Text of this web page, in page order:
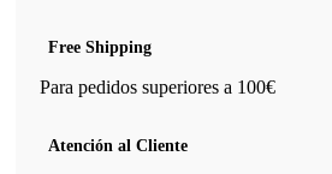
Free Shipping
Para pedidos superiores a 100€
Atención al Cliente